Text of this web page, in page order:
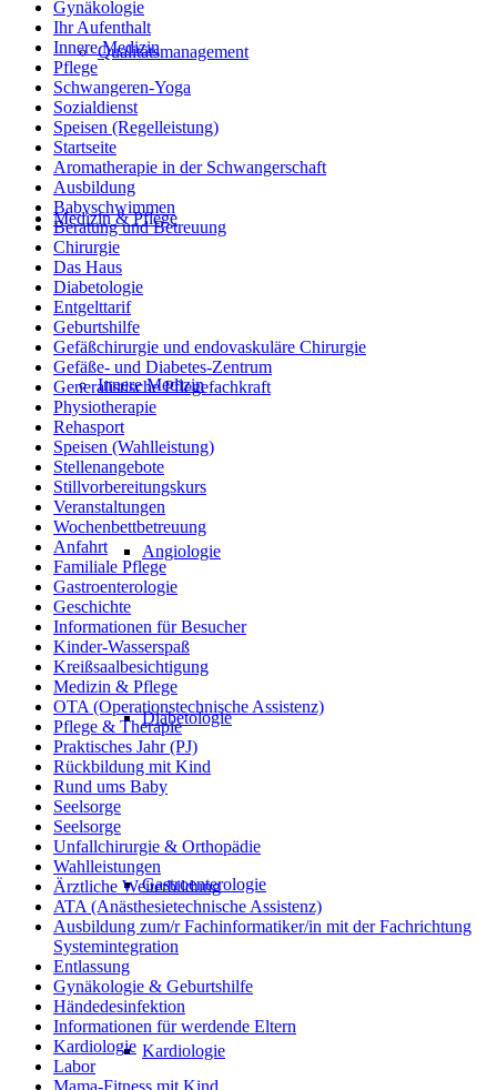
Qualitätsmanagement
Medizin & Pflege
Innere Medizin
Angiologie
Diabetologie
Gastroenterologie
Kardiologie
Gynäkologie
Ihr Aufenthalt
Innere Medizin
Pflege
Schwangeren-Yoga
Sozialdienst
Speisen (Regelleistung)
Startseite
Aromatherapie in der Schwangerschaft
Ausbildung
Babyschwimmen
Beratung und Betreuung
Chirurgie
Das Haus
Diabetologie
Entgelttarif
Geburtshilfe
Gefäßchirurgie und endovaskuläre Chirurgie
Gefäße- und Diabetes-Zentrum
Generalistische Pflegefachkraft
Physiotherapie
Rehasport
Speisen (Wahlleistung)
Stellenangebote
Stillvorbereitungskurs
Veranstaltungen
Wochenbettbetreuung
Anfahrt
Familiale Pflege
Gastroenterologie
Geschichte
Informationen für Besucher
Kinder-Wasserspaß
Kreißsaalbesichtigung
Medizin & Pflege
OTA (Operationstechnische Assistenz)
Pflege & Therapie
Praktisches Jahr (PJ)
Rückbildung mit Kind
Rund ums Baby
Seelsorge
Seelsorge
Unfallchirurgie & Orthopädie
Wahlleistungen
Ärztliche Weiterbildung
ATA (Anästhesietechnische Assistenz)
Ausbildung zum/r Fachinformatiker/in mit der Fachrichtung
Systemintegration
Entlassung
Gynäkologie & Geburtshilfe
Händedesinfektion
Informationen für werdende Eltern
Kardiologie
Labor